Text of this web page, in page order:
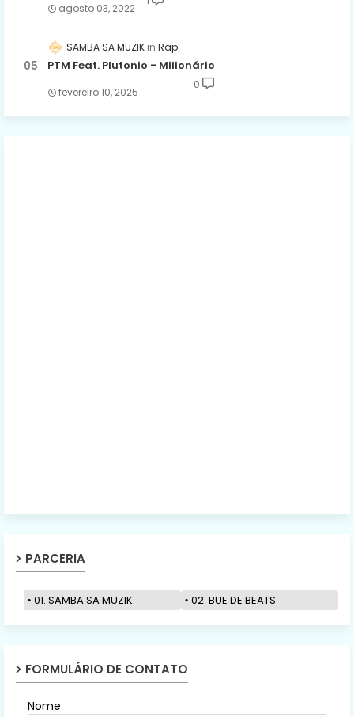
agosto 03, 2022
SAMBA SA MUZIK Rap
PTM Feat. Plutonio - Milionário
fevereiro 10, 2025
0
PARCERIA
01. SAMBA SA MUZIK 02. BUE DE BEATS
FORMULÁRIO DE CONTATO
Nome